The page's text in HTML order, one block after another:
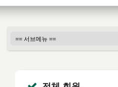
▷ 소개
▷ 커뮤니티